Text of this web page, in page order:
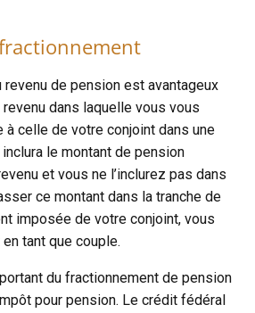
de pension est avantageux
dans laquelle vous vous
celle de votre conjoint dans une
le montant de pension
et vous ne l’inclurez pas dans
ce montant dans la tranche de
imposée de votre conjoint, vous
tant que couple.
du fractionnement de pension
pour pension. Le crédit fédéral